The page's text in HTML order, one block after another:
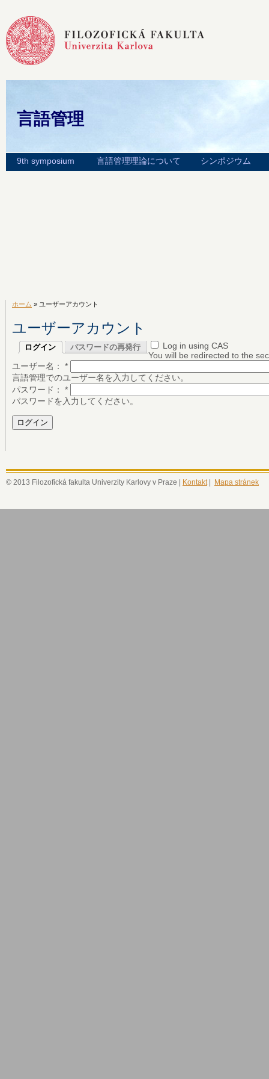
言語管理
9th symposium 言語管理理論について シンポジウム
ホーム » ユーザーアカウント
ユーザーアカウント
ログイン パスワードの再発行
Log in using CAS
You will be redirected to the
ユーザー名： *
言語管理でのユーザー名を入力してください。
パスワード： *
パスワードを入力してください。
© 2013 Filozofická fakulta Univerzity Karlovy v Praze | Kontakt| Mapa stránek